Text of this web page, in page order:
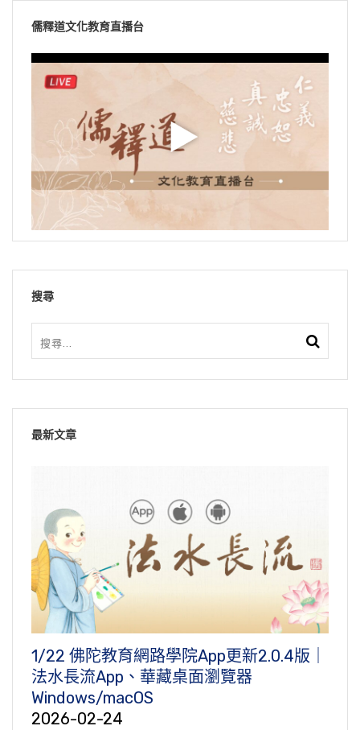
儒釋道文化教育直播台
搜尋
最新文章
1/22 佛陀教育網路學院App更新2.0.4版｜
法水長流App、華藏桌面瀏覽器
Windows/macOS
2026-02-24